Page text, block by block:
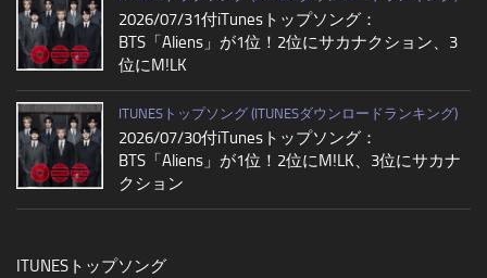
2026/07/31付iTunesトップソング：
BTS「Aliens」が1位！2位にサカナクション、3
位にM!LK
ITUNESトップソング (ITUNESダウンロードランキング)
2026/07/30付iTunesトップソング：
BTS「Aliens」が1位！2位にM!LK、3位にサカナ
クション
ITUNESトップソング